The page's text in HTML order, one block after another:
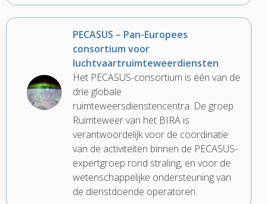
PECASUS – Pan-Europees
consortium voor
luchtvaartruimteweerdiensten
Het PECASUS-consortium is één van de
drie globale
ruimteweersdienstencentra. De groep
Ruimteweer van het BIRA is
verantwoordelijk voor de coördinatie
van de activiteiten binnen de PECASUS-
expertgroep rond straling, en voor de
wetenschappelijke ondersteuning van
de dienstdoende operatoren.